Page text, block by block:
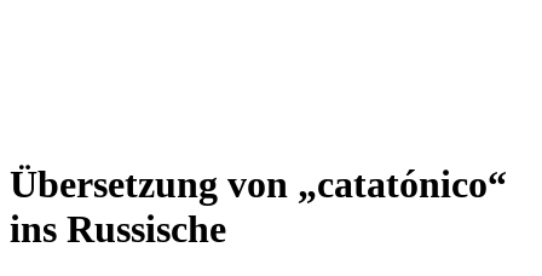
Übersetzung von „catatónico“
ins Russische